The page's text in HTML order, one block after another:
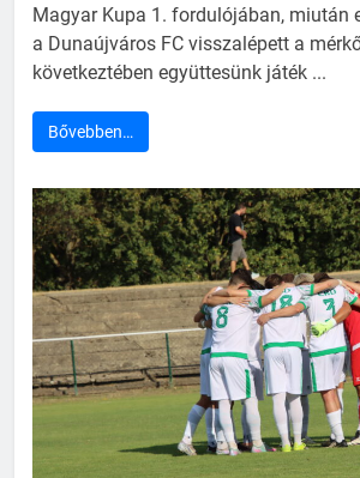
Magyar Kupa 1. fordulójában, miután
a Dunaújváros FC visszalépett a
következtében együttesünk játék ...
Bővebben…